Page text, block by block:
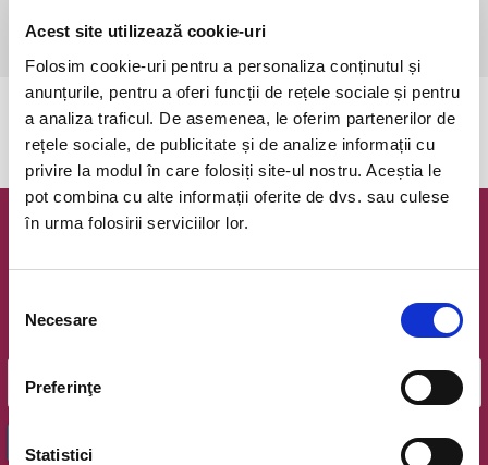
Acest site utilizează cookie-uri
Folosim cookie-uri pentru a personaliza conținutul și
anunțurile, pentru a oferi funcții de rețele sociale și pentru
a analiza traficul. De asemenea, le oferim partenerilor de
rețele sociale, de publicitate și de analize informații cu
privire la modul în care folosiți site-ul nostru. Aceștia le
pot combina cu alte informații oferite de dvs. sau culese
în urma folosirii serviciilor lor.
consimțământului
Necesare
Preferinţe
Statistici
online care este neridicata/neachitata nu mai este valabila.
Evenimentul a expirat.